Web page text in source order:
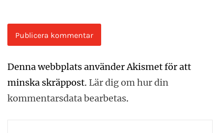
Denna webbplats använder Akismet för att
minska skräppost. Lär dig om hur din
kommentarsdata bearbetas.